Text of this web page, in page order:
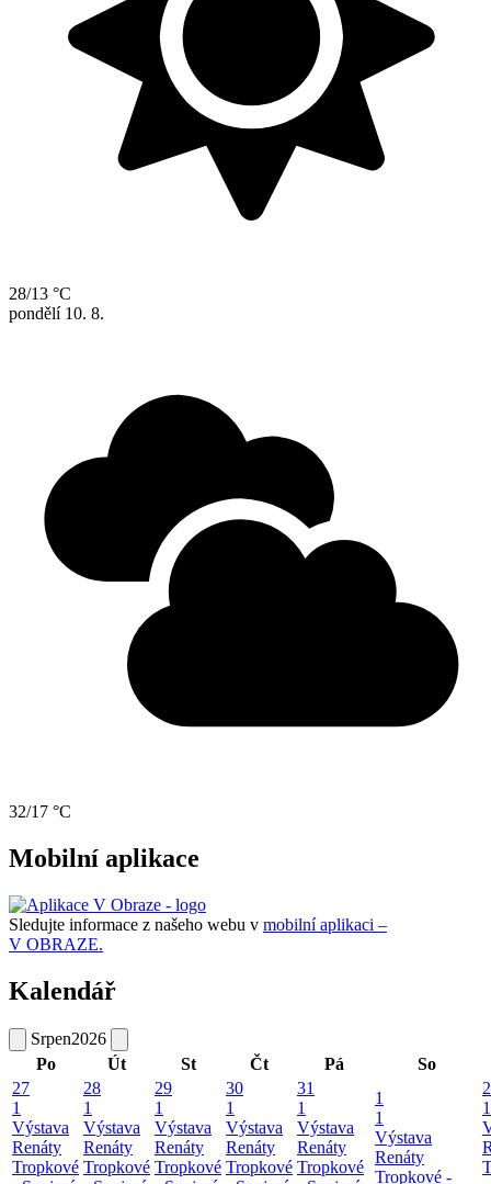
28/13 °C
pondělí 10. 8.
32/17 °C
Mobilní aplikace
Sledujte informace z našeho webu v mobilní aplikaci –
V OBRAZE.
Kalendář
Srpen2026
Po
Út St Čt Pá
So
27
1
Výstava
Renáty
Tropkové
28
1
Výstava
Renáty
Tropkové
29
1
Výstava
Renáty
Tropkové
30
1
Výstava
Renáty
Tropkové
31
1
Výstava
Renáty
Tropkové
1
1
Výstava
Renáty
Tropkové -
2
1